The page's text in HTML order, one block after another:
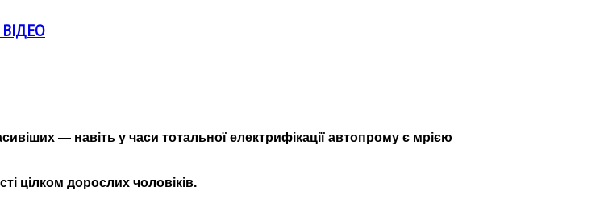
ВІДЕО
— навіть у часи тотальної електрифікації автопрому є мрією
цілком дорослих чоловіків.